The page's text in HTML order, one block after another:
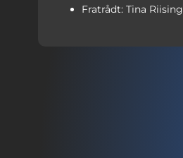
Fratrådt: Tina Riising